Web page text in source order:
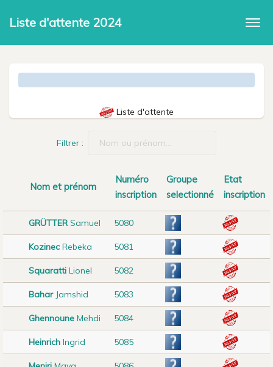
Liste d'attente 2024
Liste d'attente
Filtrer :
Nom et prénom
Numéro
inscription
Groupe
selectionné
Etat
inscription
GRÜTTER Samuel 5080
KozinecRebeka 5081
Squaratti Lionel 5082
BaharJamshid 5083
Ghennoune Mehdi 5084
Heinrich Ingrid 5085